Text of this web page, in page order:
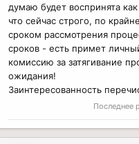
думаю будет воспринята
что сейчас строго, по
сроком рассмотрения
сроков - есть примет
комиссию за затягивание
ожидания!
Заинтересованность
Последнее